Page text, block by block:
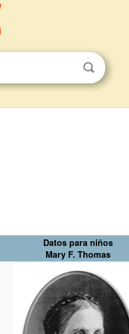
Datos para niños
Mary F. Thomas